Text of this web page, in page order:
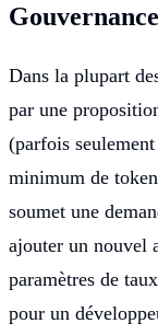
Dans la plupart
par une
(parfois
minimum de
soumet une
ajouter un nouvel
paramètres de
pour un